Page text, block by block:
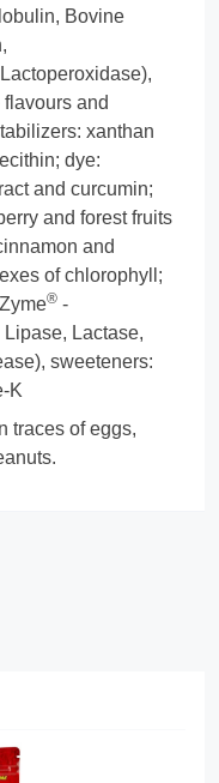
Bovine
and
xanthan
lecithin; dye:
and curcumin;
and forest fruits
and
of chlorophyll;
® -
Lactase,
sweeteners:
K
traces of eggs,